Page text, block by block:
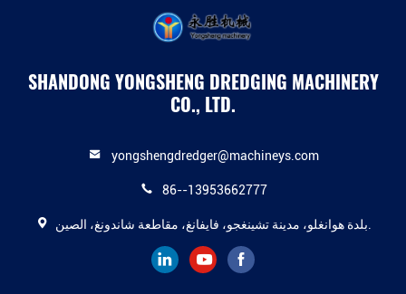
SHANDONG YONGSHENG DREDGING MACHINERY
CO., LTD.
yongshengdredger@machineys.com
86--13953662777
بلدة هوانغلو، مدينة تشينغجو، فايفانغ، مقاطعة شاندونغ، الصين.